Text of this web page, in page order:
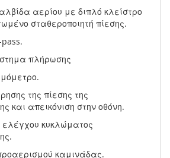
αερίου με διπλό κλείστρο
σταθεροποιητή πίεσης.
πλήρωσης
της πίεσης της
και απεικόνιση στην οθόνη.
ελέγχου κυκλώματος
καμινάδας.